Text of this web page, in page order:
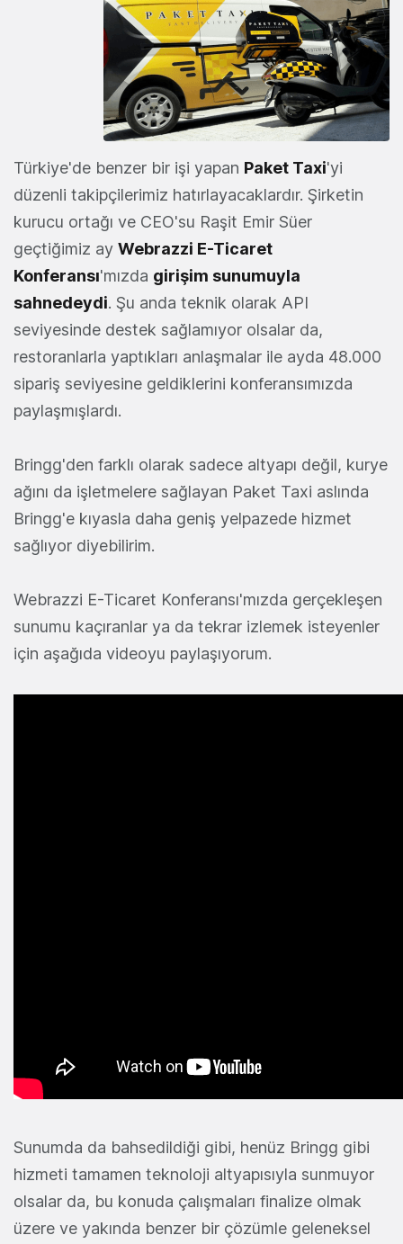
Türkiye'de benzer bir işi yapan Paket Taxi'yi
düzenli takipçilerimiz hatırlayacaklardır. Şirketin
kurucu ortağı ve CEO'su Raşit Emir Süer
geçtiğimiz ay Webrazzi E-Ticaret
Konferansı'mızda girişim sunumuyla
sahnedeydi. Şu anda teknik olarak API
seviyesinde destek sağlamıyor olsalar da,
restoranlarla yaptıkları anlaşmalar ile ayda 48.000
sipariş seviyesine geldiklerini konferansımızda
paylaşmışlardı.
Bringg'den farklı olarak sadece altyapı değil, kurye
ağını da işletmelere sağlayan Paket Taxi aslında
Bringg'e kıyasla daha geniş yelpazede hizmet
sağlıyor diyebilirim.
Webrazzi E-Ticaret Konferansı'mızda gerçekleşen
sunumu kaçıranlar ya da tekrar izlemek isteyenler
için aşağıda videoyu paylaşıyorum.
Sunumda da bahsedildiği gibi, henüz Bringg gibi
hizmeti tamamen teknoloji altyapısıyla sunmuyor
olsalar da, bu konuda çalışmaları finalize olmak
üzere ve yakında benzer bir çözümle geleneksel